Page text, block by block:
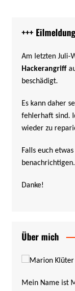
+++
Am letzten Juli-
Hackerangriff
beschädigt.
Es kann daher
fehlerhaft sind.
wieder zu
Falls euch
benachrichtigen.
Danke!
Über mich
Mein Name ist